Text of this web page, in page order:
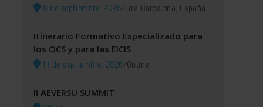
8 de septiembre, 2026/Fira Barcelona, España
Itinerario Formativo Especializado para
los OCS y para las EICIS
14 de septiembre, 2026/Online
II AEVERSU SUMMIT